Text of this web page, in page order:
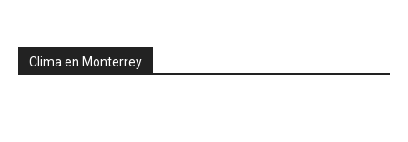
Clima en Monterrey